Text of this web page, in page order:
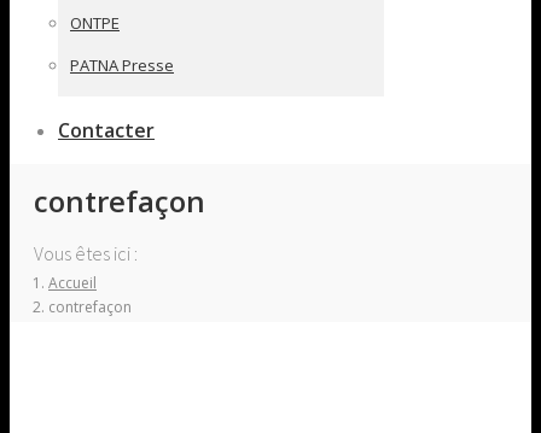
ONTPE
PATNA Presse
Contacter
contrefaçon
Vous êtes ici :
Accueil
contrefaçon